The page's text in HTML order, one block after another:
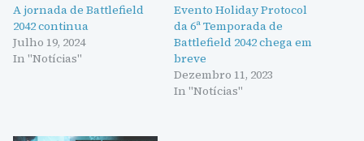
A jornada de Battlefield
2042 continua
Julho 19, 2024
In "Notícias"
Evento Holiday Protocol
da 6ª Temporada de
Battlefield 2042 chega em
breve
Dezembro 11, 2023
In "Notícias"